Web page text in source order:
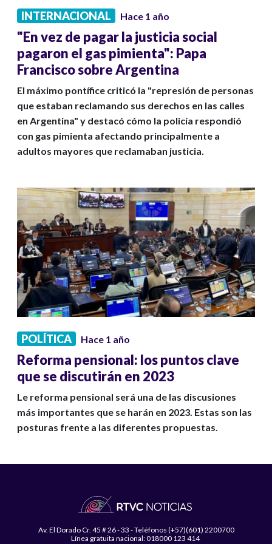
INTERNACIONAL Hace 1 año
"En vez de pagar la justicia social
pagaron el gas pimienta": Papa
Francisco sobre Argentina
El máximo pontífice criticó la "represión de personas
que estaban reclamando sus derechos en las calles
en Argentina" y destacó cómo la policía respondió
con gas pimienta afectando principalmente a
adultos mayores que reclamaban justicia.
POLÍTICA Hace 1 año
Reforma pensional: los puntos clave
que se discutirán en 2023
Le reforma pensional será una de las discusiones
más importantes que se harán en 2023. Estas son las
posturas frente a las diferentes propuestas.
Av. El Dorado Cr. 45 # 26 - 33 - Teléfonos (+57)(601) 2200700
Línea gratuita nacional: 018000 123 414